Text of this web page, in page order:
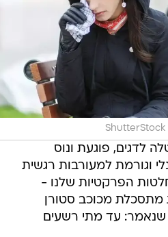
ShutterStock
לדגים, פוגעת ונוס
וגורמת למעורבות רגשית
הפרקטיות שלנו -
מתסכלת מכוכב סטורן
שנאמר: עד מתי רשעים